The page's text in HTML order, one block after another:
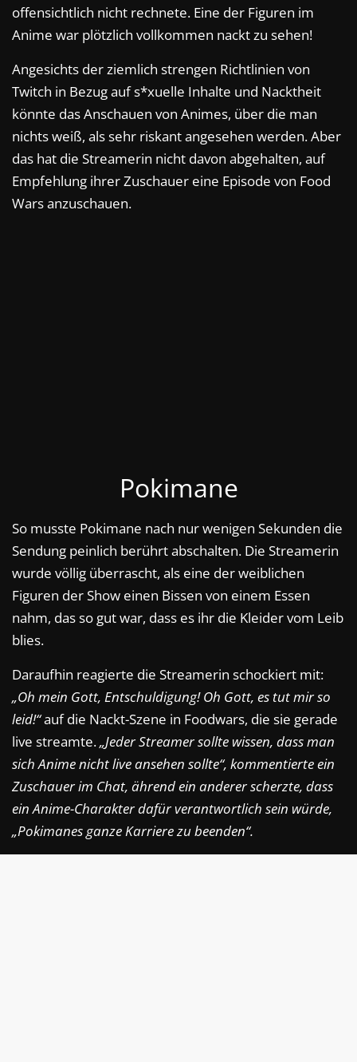
offensichtlich nicht rechnete. Eine der Figuren im
Anime war plötzlich vollkommen nackt zu sehen!
Angesichts der ziemlich strengen Richtlinien von
Twitch in Bezug auf s*xuelle Inhalte und Nacktheit
könnte das Anschauen von Animes, über die man
nichts weiß, als sehr riskant angesehen werden. Aber
das hat die Streamerin nicht davon abgehalten, auf
Empfehlung ihrer Zuschauer eine Episode von Food
Wars anzuschauen.
Pokimane
So musste Pokimane nach nur wenigen Sekunden die
Sendung peinlich berührt abschalten. Die Streamerin
wurde völlig überrascht, als eine der weiblichen
Figuren der Show einen Bissen von einem Essen
nahm, das so gut war, dass es ihr die Kleider vom Leib
blies.
Daraufhin reagierte die Streamerin schockiert mit:
„Oh mein Gott, Entschuldigung! Oh Gott, es tut mir so
leid!“auf die Nackt-Szene in Foodwars, die sie gerade
live streamte.„Jeder Streamer sollte wissen, dass man
sich Anime nicht live ansehen sollte“, kommentierte ein
Zuschauer im Chat, ährend ein anderer scherzte, dass
ein Anime-Charakter dafür verantwortlich sein würde,
„Pokimanes ganze Karriere zu beenden“.